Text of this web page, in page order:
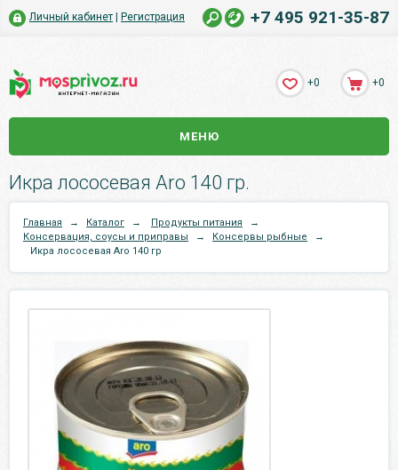
Личный кабинет Регистрация +7 495 921-35-87
+0 +0
МЕНЮ
Икра лососевая Aro 140 гр.
Главная → Каталог → Продукты питания
→
Консервация, соусы и приправы
→ Консервы рыбные
→
Икра лососевая Aro 140 гр